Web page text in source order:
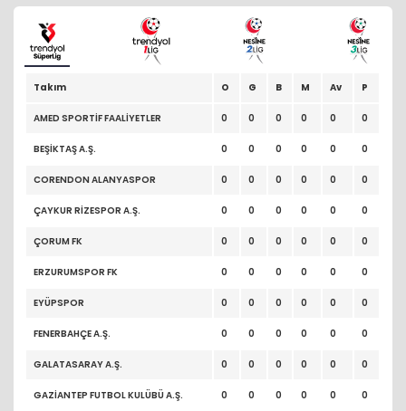
Takım O G B M Av P
AMED SPORTİF FAALİYETLER 0 0 0 0 0 0
BEŞİKTAŞ A.Ş. 0 0 0 0 0 0
CORENDON ALANYASPOR 0 0 0 0 0 0
ÇAYKUR RİZESPOR A.Ş. 0 0 0 0 0 0
ÇORUM FK 0 0 0 0 0 0
ERZURUMSPOR FK 0 0 0 0 0 0
EYÜPSPOR 0 0 0 0 0 0
FENERBAHÇE A.Ş. 0 0 0 0 0 0
GALATASARAY A.Ş. 0 0 0 0 0 0
GAZİANTEP FUTBOL KULÜBÜ A.Ş. 0 0 0 0 0 0